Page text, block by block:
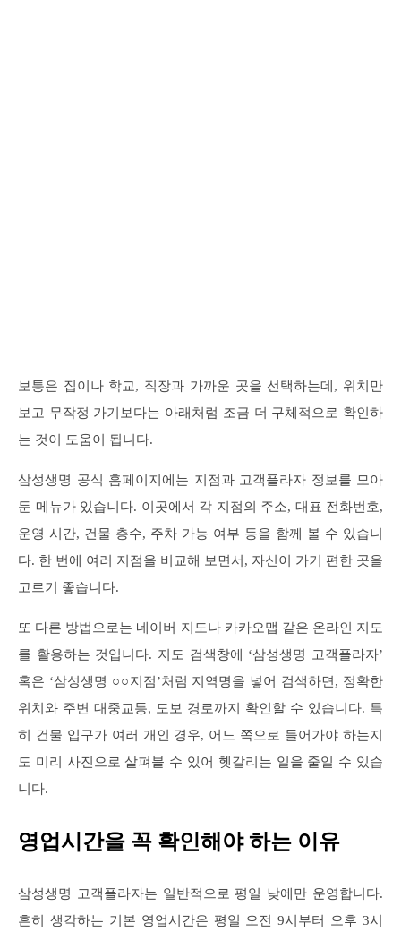
보통은 집이나 학교, 직장과 가까운 곳을 선택하는데, 위치만
보고 무작정 가기보다는 아래처럼 조금 더 구체적으로 확인하
는 것이 도움이 됩니다.
삼성생명 공식 홈페이지에는 지점과 고객플라자 정보를 모아
둔 메뉴가 있습니다. 이곳에서 각 지점의 주소, 대표 전화번호,
운영 시간, 건물 층수, 주차 가능 여부 등을 함께 볼 수 있습니
다. 한 번에 여러 지점을 비교해 보면서, 자신이 가기 편한 곳을
고르기 좋습니다.
또 다른 방법으로는 네이버 지도나 카카오맵 같은 온라인 지도
를 활용하는 것입니다. 지도 검색창에 ‘삼성생명 고객플라자’
혹은 ‘삼성생명 ○○지점’처럼 지역명을 넣어 검색하면, 정확한
위치와 주변 대중교통, 도보 경로까지 확인할 수 있습니다. 특
히 건물 입구가 여러 개인 경우, 어느 쪽으로 들어가야 하는지
도 미리 사진으로 살펴볼 수 있어 헷갈리는 일을 줄일 수 있습
니다.
영업시간을 꼭 확인해야 하는 이유
삼성생명 고객플라자는 일반적으로 평일 낮에만 운영합니다.
흔히 생각하는 기본 영업시간은 평일 오전 9시부터 오후 3시